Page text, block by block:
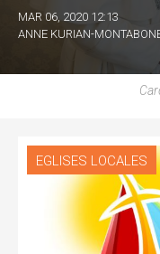
MAR 06, 2020 12:13
ANNE KURIAN-
EGLISES LOCALES